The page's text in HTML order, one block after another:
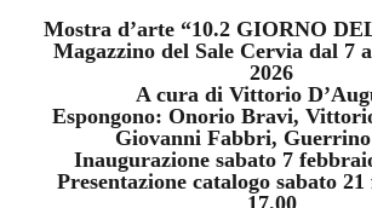
Mostra d’arte “10.2 GIORNO
Magazzino del Sale Cervia dal 7
2026
A cura di Vittorio
Espongono: Onorio Bravi,
Giovanni Fabbri,
Inaugurazione sabato 7
Presentazione catalogo sabato 21
17.00